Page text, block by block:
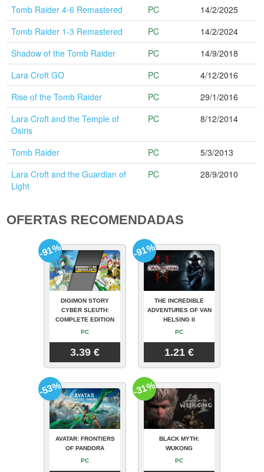
Tomb Raider 4-6 Remastered
PC
14/2/2025
Tomb Raider 1-3 Remastered
PC
14/2/2024
Shadow of the Tomb Raider
PC
14/9/2018
Lara Croft GO
PC
4/12/2016
Rise of the Tomb Raider
PC
29/1/2016
Lara Croft and the Temple of
Osiris
PC 8/12/2014
Tomb Raider PC
5/3/2013
Lara Croft and the Guardian of
Light
PC 28/9/2010
OFERTAS RECOMENDADAS
DIGIMON STORY
CYBER SLEUTH:
COMPLETE EDITION
PC
3.39 €
-91%
THE INCREDIBLE
ADVENTURES OF VAN
HELSING II
PC
1.21 €
-91%
AVATAR: FRONTIERS
OF PANDORA
PC
-53%
BLACK MYTH:
WUKONG
PC
-31%